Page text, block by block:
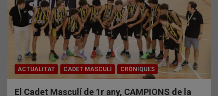
ACTUALITAT CADET MASCULÍ CRÒNIQUES
El Cadet Masculí de 1r any, CAMPIONS de la